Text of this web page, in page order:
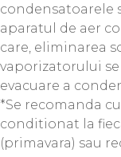
condensatoarele
aparatul de aer
care, eliminarea
vaporizatorului
evacuare a
*Se recomanda
conditionat la
(primavara) sau